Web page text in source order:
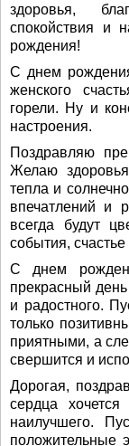
здоровья,
спокойствия и
рождения!
С днем
женского
горели. Ну и
настроения.
Поздравляю
Желаю
тепла и
впечатлений и
всегда будут
события,
С днем
прекрасный день
и радостного.
только
приятными, а
свершится и
Дорогая,
сердца
наилучшего.
положительные